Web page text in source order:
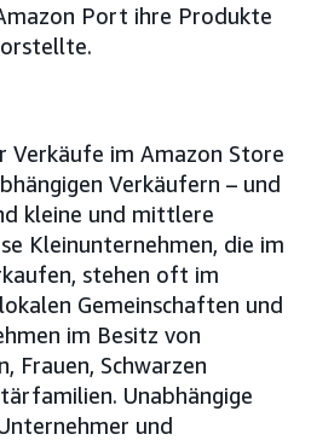
Port ihre Produkte
Verkäufe im Amazon Store
Verkäufern – und
kleine und mittlere
Kleinunternehmen, die im
stehen oft im
Gemeinschaften und
im Besitz von
Frauen, Schwarzen
Unabhängige
und